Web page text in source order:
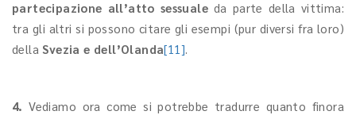
partecipazione all’atto sessuale da parte della vittima:
tra gli altri si possono citare gli esempi (pur diversi fra loro)
dellaSvezia e dell’Olanda[11].
4. Vediamo ora come si potrebbe tradurre quanto finora